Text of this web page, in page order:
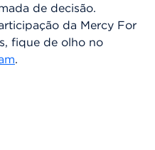
de decisão.
da Mercy For
fique de olho no
.